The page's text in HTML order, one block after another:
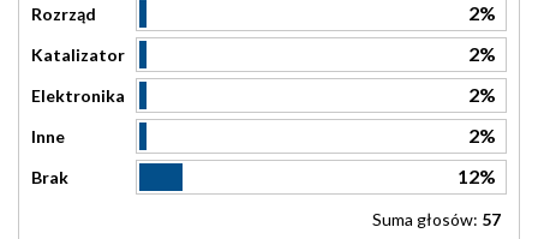
Rozrząd 2%
Katalizator 2%
Elektronika 2%
Inne 2%
Brak 12%
Suma głosów: 57